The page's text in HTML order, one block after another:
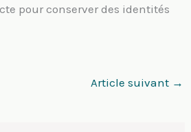
pour conserver des identités
Article suivant →